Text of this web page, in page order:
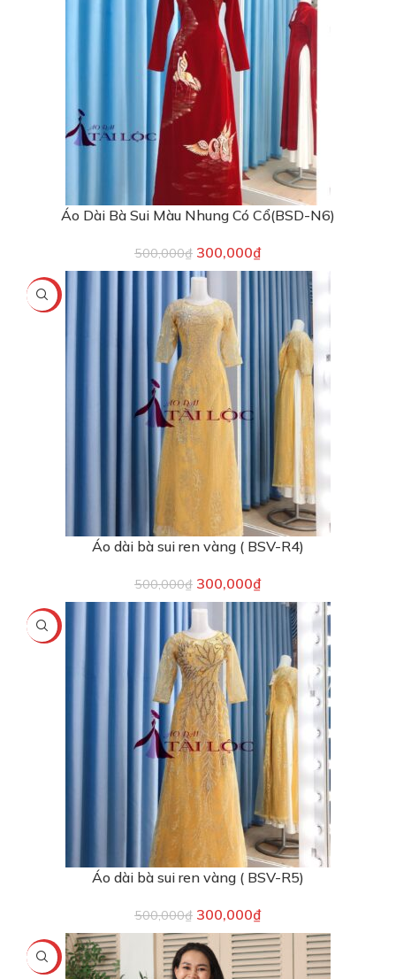
Áo Dài Bà Sui Màu Nhung Có Cổ(BSD-N6)
500,000₫ 300,000₫
-40%
Áo dài bà sui ren vàng ( BSV-R4)
500,000₫ 300,000₫
-40%
Áo dài bà sui ren vàng ( BSV-R5)
500,000₫ 300,000₫
-25%